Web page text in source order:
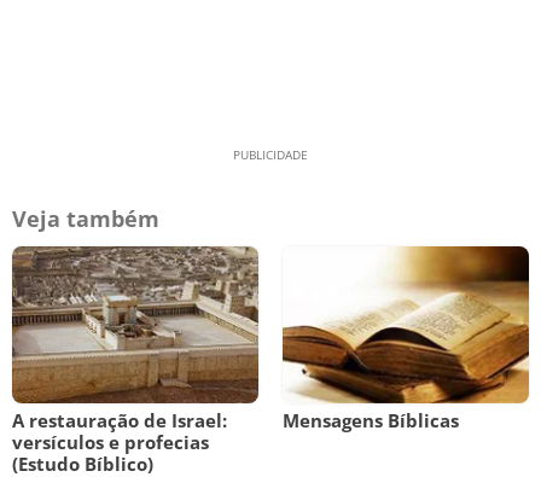
Veja também
A restauração de Israel:
versículos e profecias
(Estudo Bíblico)
Mensagens Bíblicas